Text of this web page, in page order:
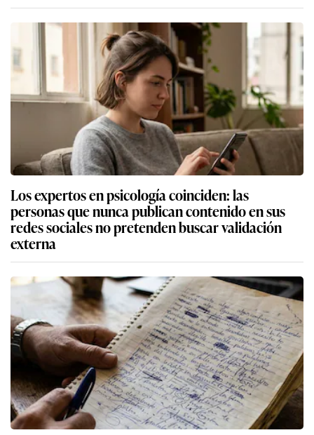
Los expertos en psicología coinciden: las
personas que nunca publican contenido en sus
redes sociales no pretenden buscar validación
externa